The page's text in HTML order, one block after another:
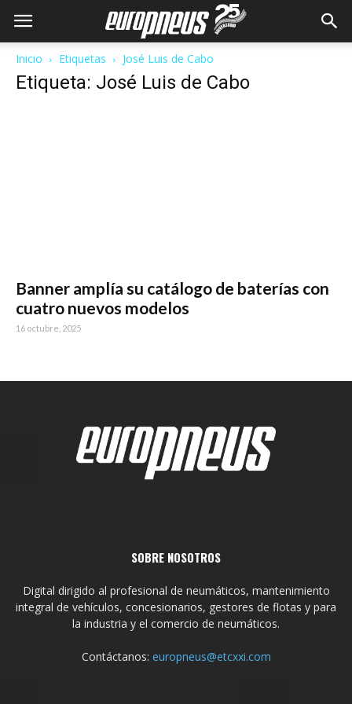
Inicio Etiquetas José Luis de Cabo
Etiqueta: José Luis de Cabo
Banner amplía su catálogo de baterías con
cuatro nuevos modelos
16 octubre, 2025
SOBRE NOSOTROS
Digital dirigido al profesional de neumáticos, mantenimiento
integral de vehículos, concesionarios, gestores de flotas y para
la industria y el comercio de neumáticos.
Contáctanos: europneus@etcxxi.com